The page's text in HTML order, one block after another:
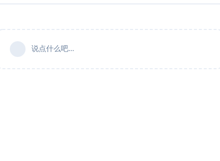
说点什么吧...